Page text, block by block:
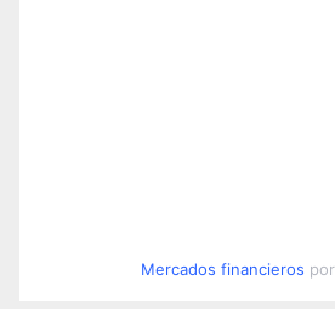
Mercados financieros